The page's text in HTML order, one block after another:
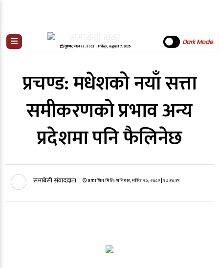
शुक्रबार,साउन २२,२०८३| Friday, August 7, 2026
Dark Mode
प्रचण्ड: मधेशको नयाँ सत्ता
समीकरणको प्रभाव अन्य
प्रदेशमा पनि फैलिनेछ
समाबेसी संवाददाता प्रकाशित मिति:शनिबार, मंसिर २०, २०८२| १७:१०:१९